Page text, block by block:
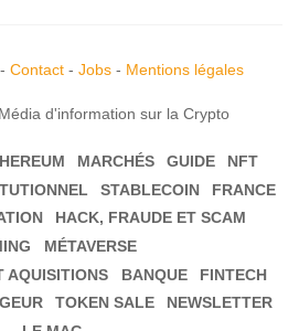
Contact- Jobs- Mentions légales
d'information sur la Crypto
MARCHÉS GUIDE
NFT
STABLECOIN
FRANCE
HACK, FRAUDE ET SCAM
MÉTAVERSE
AQUISITIONS
BANQUE
FINTECH
TOKEN SALE
NEWSLETTER